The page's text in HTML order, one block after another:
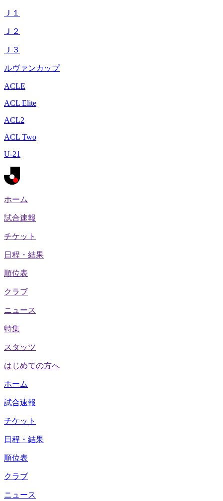
Ｊ１
Ｊ２
Ｊ３
ルヴァンカップ
ACLE
ACL Elite
ACL2
ACL Two
U-21
ホーム
試合速報
チケット
日程・結果
順位表
クラブ
ニュース
特集
スタッツ
はじめての方へ
ホーム
試合速報
チケット
日程・結果
順位表
クラブ
ニュース